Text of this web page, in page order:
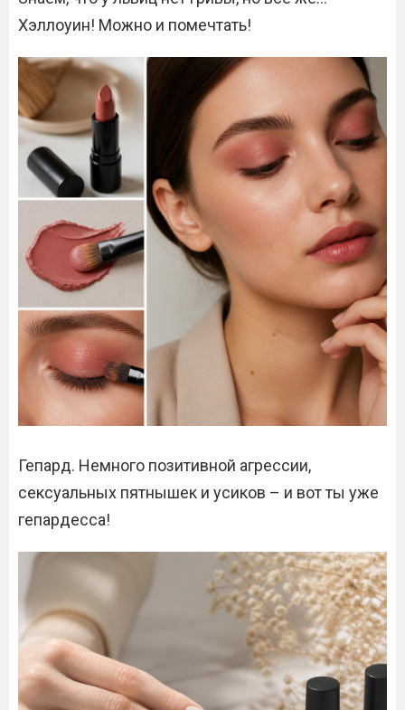
Хэллоуин! Можно и помечтать!
Гепард. Немного позитивной агрессии,
сексуальных пятнышек и усиков – и вот ты уже
гепардесса!